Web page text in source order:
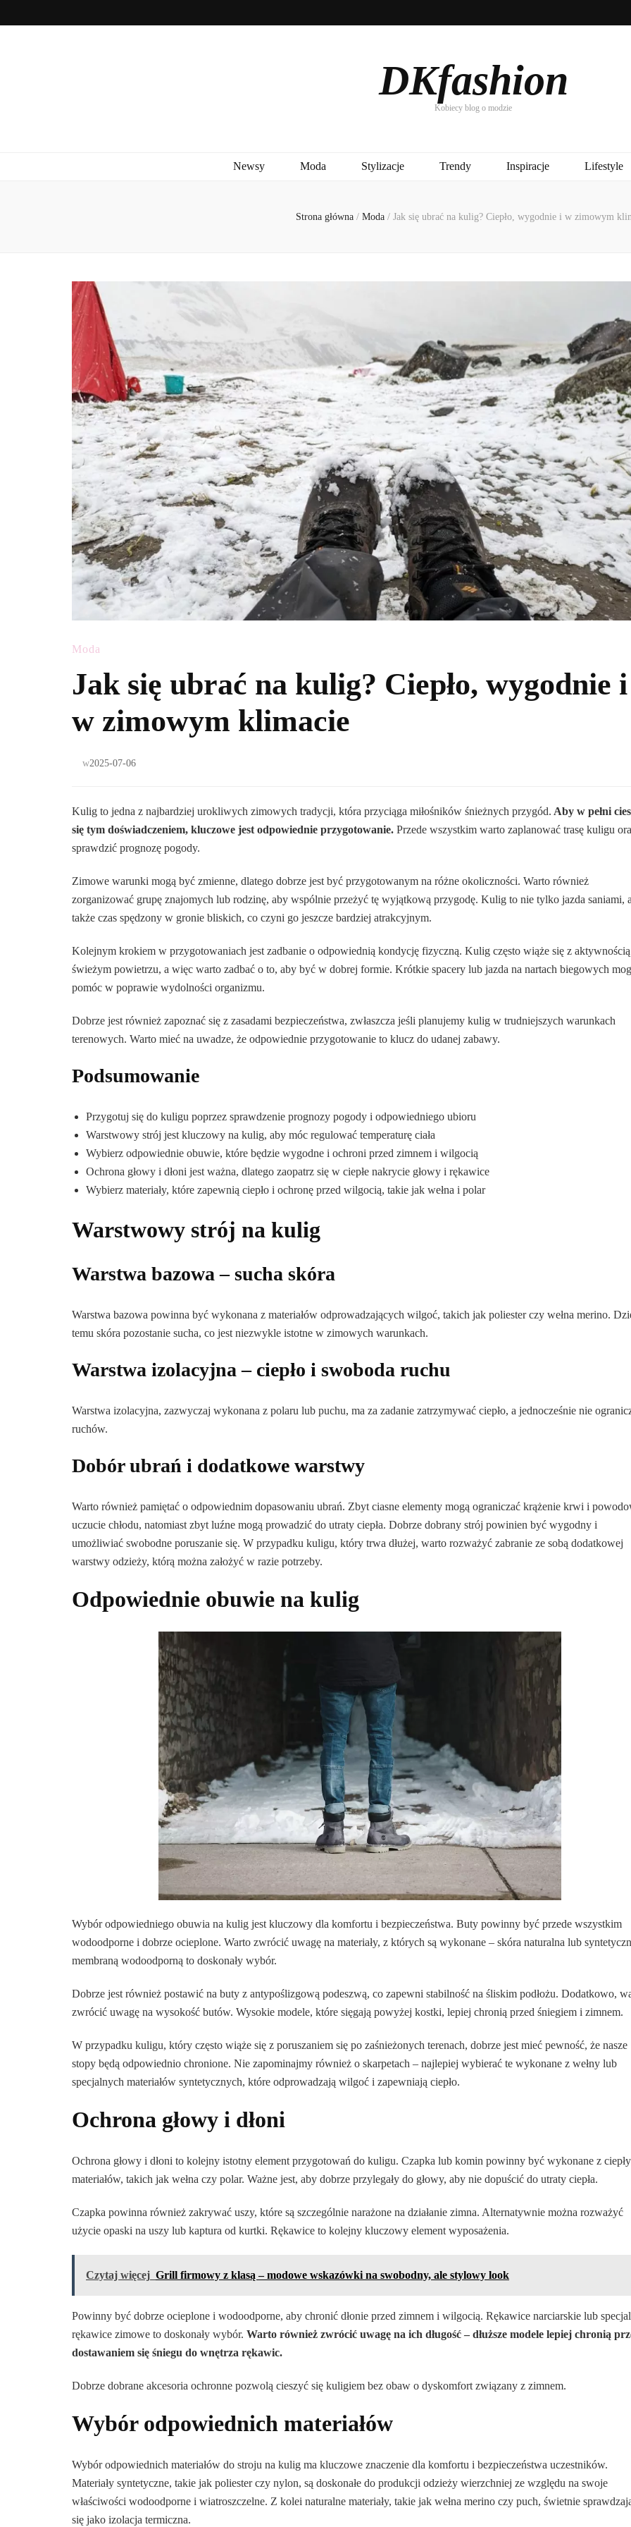
DKfashion
Kobiecy blog o modzie
Newsy Moda Stylizacje Trendy Inspiracje Lifestyle
Strona główna / Moda / Jak się ubrać na kulig? Ciepło, wygodnie i w zimowym
Moda
Jak się ubrać na kulig? Ciepło, wygodnie i
w zimowym klimacie
w2025-07-06
Kulig to jedna z najbardziej urokliwych zimowych tradycji, która przyciąga miłośników śnieżnych przygód. Aby w pełni
się tym doświadczeniem, kluczowe jest odpowiednie przygotowanie. Przede wszystkim warto zaplanować trasę kuligu
sprawdzić prognozę pogody.
Zimowe warunki mogą być zmienne, dlatego dobrze jest być przygotowanym na różne okoliczności. Warto również
zorganizować grupę znajomych lub rodzinę, aby wspólnie przeżyć tę wyjątkową przygodę. Kulig to nie tylko jazda saniami,
także czas spędzony w gronie bliskich, co czyni go jeszcze bardziej atrakcyjnym.
Kolejnym krokiem w przygotowaniach jest zadbanie o odpowiednią kondycję fizyczną. Kulig często wiąże się z aktywnością
świeżym powietrzu, a więc warto zadbać o to, aby być w dobrej formie. Krótkie spacery lub jazda na nartach biegowych
pomóc w poprawie wydolności organizmu.
Dobrze jest również zapoznać się z zasadami bezpieczeństwa, zwłaszcza jeśli planujemy kulig w trudniejszych warunkach
terenowych. Warto mieć na uwadze, że odpowiednie przygotowanie to klucz do udanej zabawy.
Podsumowanie
Przygotuj się do kuligu poprzez sprawdzenie prognozy pogody i odpowiedniego ubioru
Warstwowy strój jest kluczowy na kulig, aby móc regulować temperaturę ciała
Wybierz odpowiednie obuwie, które będzie wygodne i ochroni przed zimnem i wilgocią
Ochrona głowy i dłoni jest ważna, dlatego zaopatrz się w ciepłe nakrycie głowy i rękawice
Wybierz materiały, które zapewnią ciepło i ochronę przed wilgocią, takie jak wełna i polar
Warstwowy strój na kulig
Warstwa bazowa – sucha skóra
Warstwa bazowa powinna być wykonana z materiałów odprowadzających wilgoć, takich jak poliester czy wełna merino.
temu skóra pozostanie sucha, co jest niezwykle istotne w zimowych warunkach.
Warstwa izolacyjna – ciepło i swoboda ruchu
Warstwa izolacyjna, zazwyczaj wykonana z polaru lub puchu, ma za zadanie zatrzymywać ciepło, a jednocześnie nie
ruchów.
Dobór ubrań i dodatkowe warstwy
Warto również pamiętać o odpowiednim dopasowaniu ubrań. Zbyt ciasne elementy mogą ograniczać krążenie krwi i
uczucie chłodu, natomiast zbyt luźne mogą prowadzić do utraty ciepła. Dobrze dobrany strój powinien być wygodny i
umożliwiać swobodne poruszanie się. W przypadku kuligu, który trwa dłużej, warto rozważyć zabranie ze sobą dodatkowej
warstwy odzieży, którą można założyć w razie potrzeby.
Odpowiednie obuwie na kulig
Wybór odpowiedniego obuwia na kulig jest kluczowy dla komfortu i bezpieczeństwa. Buty powinny być przede wszystkim
wodoodporne i dobrze ocieplone. Warto zwrócić uwagę na materiały, z których są wykonane – skóra naturalna lub
membraną wodoodporną to doskonały wybór.
Dobrze jest również postawić na buty z antypoślizgową podeszwą, co zapewni stabilność na śliskim podłożu. Dodatkowo,
zwrócić uwagę na wysokość butów. Wysokie modele, które sięgają powyżej kostki, lepiej chronią przed śniegiem i zimnem.
W przypadku kuligu, który często wiąże się z poruszaniem się po zaśnieżonych terenach, dobrze jest mieć pewność, że nasze
stopy będą odpowiednio chronione. Nie zapominajmy również o skarpetach – najlepiej wybierać te wykonane z wełny lub
specjalnych materiałów syntetycznych, które odprowadzają wilgoć i zapewniają ciepło.
Ochrona głowy i dłoni
Ochrona głowy i dłoni to kolejny istotny element przygotowań do kuligu. Czapka lub komin powinny być wykonane z
materiałów, takich jak wełna czy polar. Ważne jest, aby dobrze przylegały do głowy, aby nie dopuścić do utraty ciepła.
Czapka powinna również zakrywać uszy, które są szczególnie narażone na działanie zimna. Alternatywnie można rozważyć
użycie opaski na uszy lub kaptura od kurtki. Rękawice to kolejny kluczowy element wyposażenia.
Czytaj więcej Grill firmowy z klasą – modowe wskazówki na swobodny, ale stylowy look
Powinny być dobrze ocieplone i wodoodporne, aby chronić dłonie przed zimnem i wilgocią. Rękawice narciarskie lub
rękawice zimowe to doskonały wybór. Warto również zwrócić uwagę na ich długość – dłuższe modele lepiej chronią
dostawaniem się śniegu do wnętrza rękawic.
Dobrze dobrane akcesoria ochronne pozwolą cieszyć się kuligiem bez obaw o dyskomfort związany z zimnem.
Wybór odpowiednich materiałów
Wybór odpowiednich materiałów do stroju na kulig ma kluczowe znaczenie dla komfortu i bezpieczeństwa uczestników.
Materiały syntetyczne, takie jak poliester czy nylon, są doskonałe do produkcji odzieży wierzchniej ze względu na swoje
właściwości wodoodporne i wiatroszczelne. Z kolei naturalne materiały, takie jak wełna merino czy puch, świetnie
się jako izolacja termiczna.